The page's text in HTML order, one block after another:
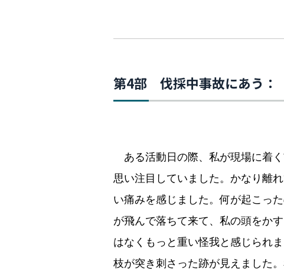
第4部 伐採中事故にあう：
ある活動日の際、私が現場に着
思い注目していました。かなり離
い痛みを感じました。何が起こっ
が飛んで落ちて来て、私の頭をか
はなくもっと重い怪我と感じられ
枝が突き刺さった跡が見えました